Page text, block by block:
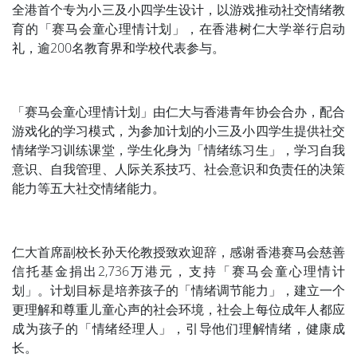
全港首个专为小三及小四学生设计，以游戏推动社交情绪教
育的「赛马会童心理情计划」，在香港树仁大学举行启动
礼，逾200名教育界和学校代表参与。
「赛马会童心理情计划」由仁大与香港青年协会合办，配合
游戏化的学习模式，为参加计划的小三及小四学生提供社交
情绪学习训练课堂，学生化身为「情绪练习生」，学习自我
意识、自我管理、人际关系技巧、社会意识和负责任的决策
能力等五大社交情绪能力。
仁大首席副校长孙天伦教授致欢迎辞，感谢香港赛马会慈善
信托基金捐出2,736万港元，支持「赛马会童心理情计
划」。计划目标是培养孩子的「情绪调节能力」，建立一个
更理解和尊重儿童心声的社会环境，社会上每位成年人都应
成为孩子的「情绪经理人」，引导他们理解情绪，健康成
长。